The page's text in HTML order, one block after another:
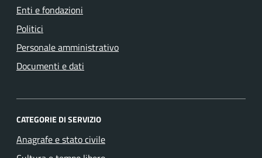
Enti e fondazioni
Politici
Personale amministrativo
Documenti e dati
CATEGORIE DI SERVIZIO
Anagrafe e stato civile